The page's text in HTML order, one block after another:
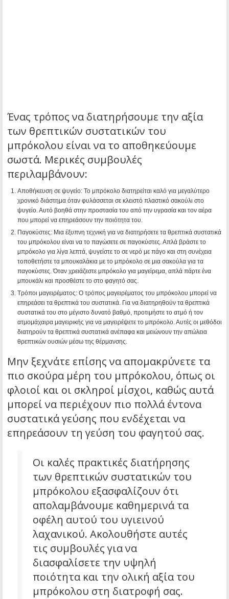
Ένας τρόπος να διατηρήσουμε την αξία
των θρεπτικών συστατικών του
μπρόκολου είναι να το αποθηκεύουμε
σωστά. Μερικές συμβουλές
περιλαμβάνουν:
Αποθήκευση σε ψυγείο: Το μπρόκολο διατηρείται καλό για μεγαλύτερο
χρονικό διάστημα όταν φυλάσσεται σε κλειστό πλαστικό σακούλι στο
ψυγείο. Αυτό βοηθά στην προστασία του από την υγρασία και τον αέρα
που μπορεί να επηρεάσουν την ποιότητα του.
Παγοκύστες: Μια έξυπνη τεχνική για να διατηρήσετε τα θρεπτικά συστατικά
του μπρόκολου είναι να το παγώσετε σε παγοκύστες. Απλά βράστε το
μπρόκολο για λίγα λεπτά, ψυγείστε το σε νερό με πάγο και στη συνέχεια
τοποθετήστε τα μπουκαλάκια με το μπρόκολο σε μια σακούλα για τα
παγοκύστες. Όταν χρειάζεστε μπρόκολο για μαγείρεμα, απλά πάρτε ένα
μπουκάλι και προσθέστε το στο φαγητό σας.
Τρόποι μαγειρέματος: Ο τρόπος μαγειρέματος του μπρόκολου μπορεί να
επηρεάσει τα θρεπτικά του συστατικά. Για να διατηρηθούν τα θρεπτικά
συστατικά του στο μέγιστο δυνατό βαθμό, προτιμήστε το ατμό ή τον
ατμομάχαιρα μαγειρικής για να μαγειρέψετε το μπρόκολο. Αυτές οι μεθόδοι
διατηρούν τα θρεπτικά συστατικά ανέπαφα και μειώνουν την απώλεια
θρεπτικών ουσιών μέσω της θέρμανσης.
Μην ξεχνάτε επίσης να απομακρύνετε τα
πιο σκούρα μέρη του μπρόκολου, όπως οι
φλοιοί και οι σκληροί μίσχοι, καθώς αυτά
μπορεί να περιέχουν πιο πολλά έντονα
συστατικά γεύσης που ενδέχεται να
επηρεάσουν τη γεύση του φαγητού σας.
Οι καλές πρακτικές διατήρησης
των θρεπτικών συστατικών του
μπρόκολου εξασφαλίζουν ότι
απολαμβάνουμε καθημερινά τα
οφέλη αυτού του υγιεινού
λαχανικού. Ακολουθήστε αυτές
τις συμβουλές για να
διασφαλίσετε την υψηλή
ποιότητα και την ολική αξία του
μπρόκολου στη διατροφή σας.